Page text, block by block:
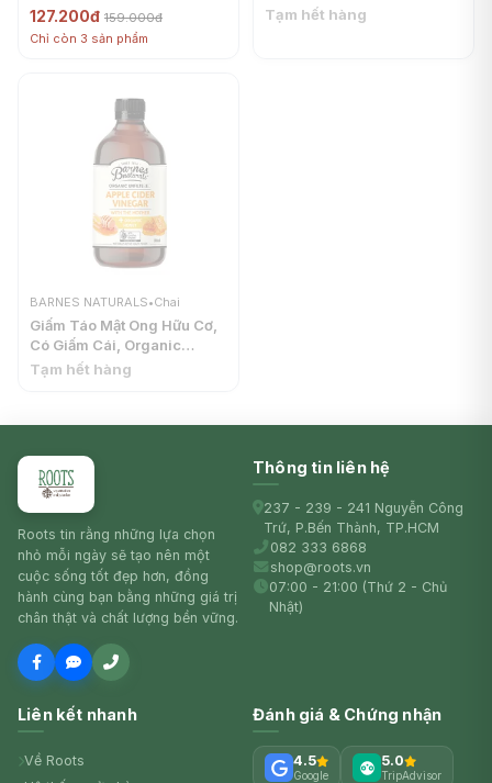
Apple Cider Vinegar, with
The Mother (500ml) -
BARNES NATURALS
127.200đ 159.000đ
Chỉ còn 3 sản phẩm
BARNES NATURALS
Tạm hết hàng
BARNES NATURALS•Chai
Giấm Táo Mật Ong Hữu Cơ,
Có Giấm Cái, Organic
Unfiltered Apple Cider
NATURALS
Tạm hết hàng
Roots tin rằng những lựa chọn
nhỏ mỗi ngày sẽ tạo nên một
cuộc sống tốt đẹp hơn, đồng
hành cùng bạn bằng những giá trị
chân thật và chất lượng bền vững.
Thông tin liên hệ
237 - 239 - 241 Nguyễn Công
Trứ, P.Bến Thành, TP.HCM
082 333 6868
shop@roots.vn
07:00 - 21:00 (Thứ 2 - Chủ
Nhật)
Liên kết nhanh
Về Roots
Đánh giá & Chứng nhận
4.5
Google
5.0
TripAdvisor